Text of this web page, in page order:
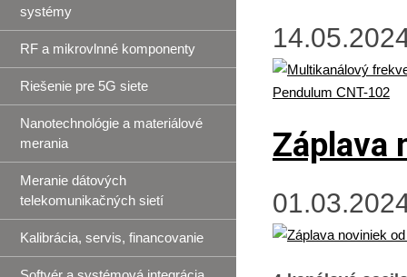
Záplava
systémy
RF a mikrovlnné komponenty
Riešenie pre 5G siete
Nanotechnológie a materiálové
merania
Meranie dátových
telekomunikačných sietí
Kalibrácia, servis, financovanie